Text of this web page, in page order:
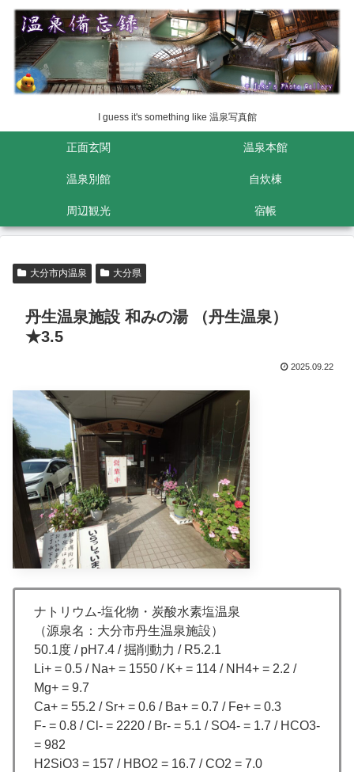
I guess it's something like 温泉写真館
正面玄関 温泉本館
温泉別館 自炊棟
周辺観光 宿帳
大分市内温泉 大分県
丹生温泉施設 和みの湯 （丹生温泉）
★3.5
2025.09.22
ナトリウム-塩化物・炭酸水素塩温泉
（源泉名：大分市丹生温泉施設）
50.1度 / pH7.4 / 掘削動力 / R5.2.1
Li+ = 0.5 / Na+ = 1550 / K+ = 114 / NH4+ = 2.2 /
Mg+ = 9.7
Ca+ = 55.2 / Sr+ = 0.6 / Ba+ = 0.7 / Fe+ = 0.3
F- = 0.8 / Cl- = 2220 / Br- = 5.1 / SO4- = 1.7 / HCO3-
= 982
H2SiO3 = 157 / HBO2 = 16.7 / CO2 = 7.0